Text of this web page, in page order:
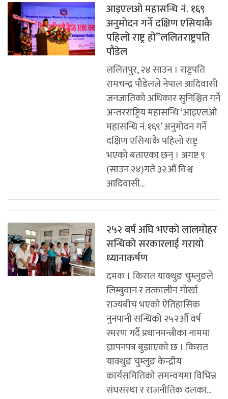
आइएलओ महासन्धि नं. १६९
अनुमोदन गर्ने दक्षिण एसियाकै
पहिलो राष्ट्र हो”ललितराष्ट्रपति
पौडेल
ललितपुर, २४ साउन । राष्ट्रपति
रामचन्द्र पौडेलले नेपाल आदिवासी
जनजातिको अधिकार सुनिश्चित गर्ने
अन्तरराष्ट्रिय महासन्धि ‘आइएलओ
महासन्धि नं. १६९’ अनुमोदन गर्ने
दक्षिण एसियाकै पहिलो राष्ट्र
भएको बताएका छन् । अगष्ट ९
(साउन २४)गते ३२औं विश्व
आदिवासी...
२५२ बर्ष अघि भएकाे लालमाेहर
सन्धिकाे सरकारलाई गरायाे
ध्यानाकर्षण
दमक । किरात याक्थुङ चुम्लुङले
लिम्बुवान र तत्कालीन गोर्खा
राज्यबीच भएको ऐतिहासिक
नुनपानी सन्धिको २५२औँ वर्ष
स्मरण गर्दै प्रधानमन्त्रीका नाममा
ज्ञापनपत्र बुझाएको छ । किरात
याक्थुङ चुम्लुङ केन्द्रीय
कार्यसमितिको समन्वयमा विभिन्न
संघसंस्था र राजनीतिक दलका...